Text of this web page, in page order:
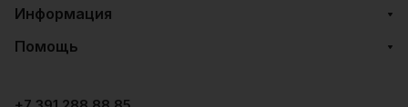
Информация
Помощь